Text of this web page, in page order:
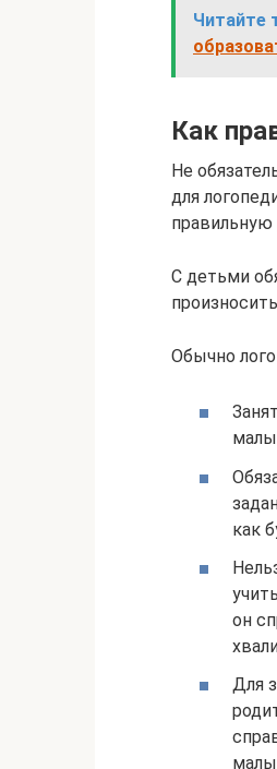
Читайте
Как
Не
для
правильную
С детьми
Обычно
как
он
Для